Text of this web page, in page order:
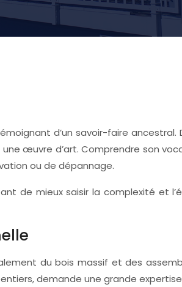
d’un savoir-faire
œuvre d’art. Comprendre son
ou de dépannage.
de mieux saisir la complexité et
du bois massif et des
demande une grande